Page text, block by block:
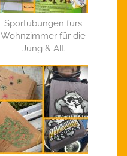
Sportübungen fürs
Wohnzimmer für die
Jung & Alt